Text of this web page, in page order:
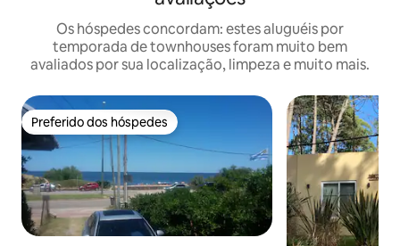
Os hóspedes concordam: estes aluguéis por
temporada de townhouses foram muito bem
avaliados por sua localização, limpeza e muito mais.
Preferido dos hóspedes
Preferido dos hóspedes